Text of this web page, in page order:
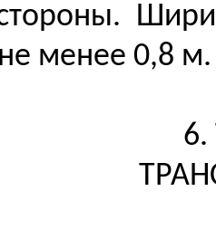
менее 0,8 м.